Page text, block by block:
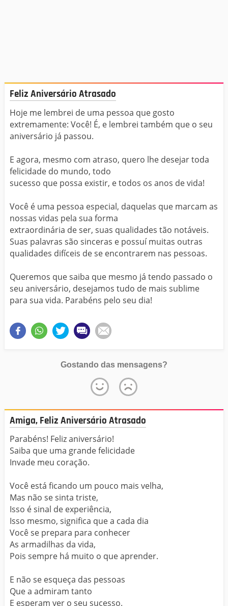
Feliz Aniversário Atrasado
Hoje me lembrei de uma pessoa que gosto
extremamente: Você! É, e lembrei também que o seu
aniversário já passou.
E agora, mesmo com atraso, quero lhe desejar toda
felicidade do mundo, todo
sucesso que possa existir, e todos os anos de vida!
Você é uma pessoa especial, daquelas que marcam as
nossas vidas pela sua forma
extraordinária de ser, suas qualidades tão notáveis.
Suas palavras são sinceras e possuí muitas outras
qualidades difíceis de se encontrarem nas pessoas.
Queremos que saiba que mesmo já tendo passado o
seu aniversário, desejamos tudo de mais sublime
para sua vida. Parabéns pelo seu dia!
Gostando das mensagens?
Amiga, Feliz Aniversário Atrasado
Parabéns! Feliz aniversário!
Saiba que uma grande felicidade
Invade meu coração.
Você está ficando um pouco mais velha,
Mas não se sinta triste,
Isso é sinal de experiência,
Isso mesmo, significa que a cada dia
Você se prepara para conhecer
As armadilhas da vida,
Pois sempre há muito o que aprender.
E não se esqueça das pessoas
Que a admiram tanto
E esperam ver o seu sucesso.